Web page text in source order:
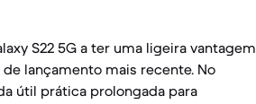
S22 5G a ter uma ligeira vantagem
lançamento mais recente. No
útil prática prolongada para